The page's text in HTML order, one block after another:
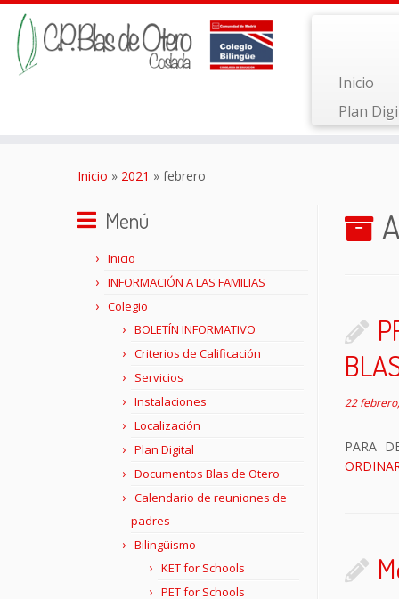
Inicio
Plan
Inicio » 2021 » febrero
Menú
Inicio
INFORMACIÓN A LAS FAMILIAS
Colegio
BOLETÍN INFORMATIVO
Criterios de Calificación
Servicios
Instalaciones
Localización
Plan Digital
Documentos Blas de Otero
Calendario de reuniones de
padres
Bilingüismo
KET for Schools
PET for Schools
22
PARA